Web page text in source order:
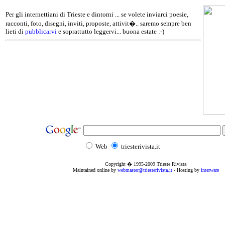
Per gli internettiani di Trieste e dintorni ... se volete inviarci poesie,
racconti, foto, disegni, inviti, proposte, attivit�.. saremo sempre ben
lieti di pubblicarvi e soprattutto leggervi... buona estate :-)
Web triesterivista.it
Copyright � 1995-2009 Trieste Rivista
Maintained online by webmaster@triesterivista.it- Hosting by interware